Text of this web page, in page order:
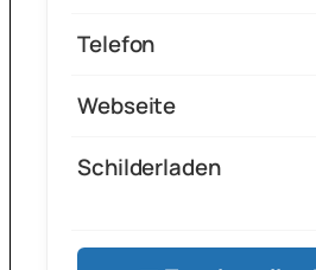
Telefon
Webseite
Schilderladen